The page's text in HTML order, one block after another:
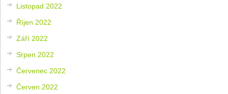
Listopad 2022
Říjen 2022
Září 2022
Srpen 2022
Červenec 2022
Červen 2022